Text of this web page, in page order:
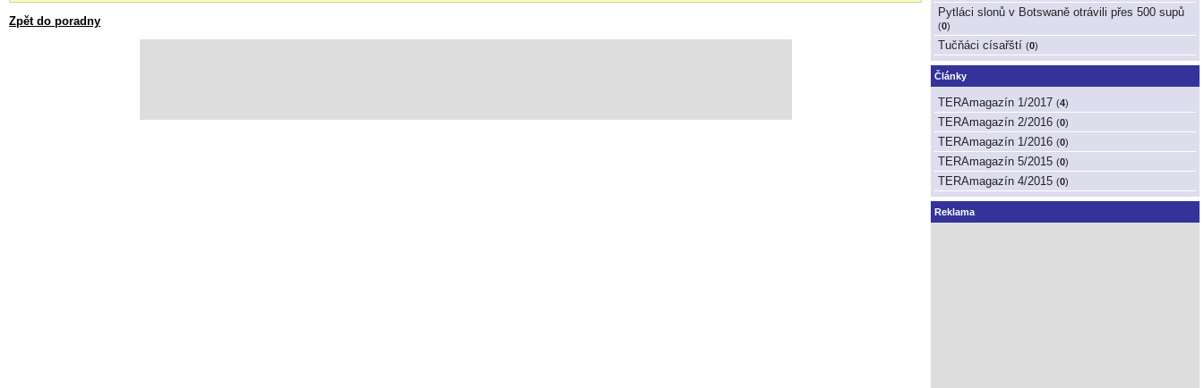
Zpět do poradny
Pytláci slonů v Botswaně otrávili přes 500 supů
(0)
Tučňáci císařští (0)
Články
TERAmagazín 1/2017 (4)
TERAmagazín 2/2016 (0)
TERAmagazín 1/2016 (0)
TERAmagazín 5/2015 (0)
TERAmagazín 4/2015 (0)
Reklama